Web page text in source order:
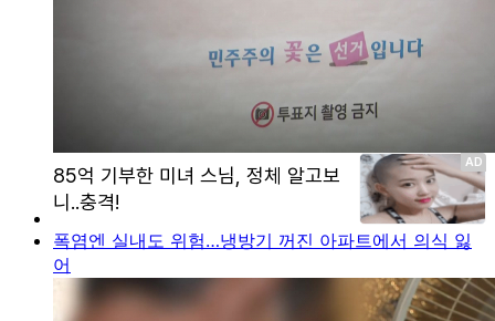
폭염엔 실내도 위험…냉방기 꺼진 아파트에서 의식 잃
어